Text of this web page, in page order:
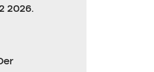
2026.